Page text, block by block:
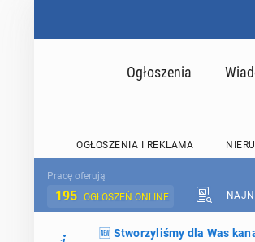
Ogłoszenia
OGŁOSZENIA I REKLAMA
Pracę oferują
195 OGŁOSZEŃ ONLINE
🆕 Stworzyliśmy dla Was